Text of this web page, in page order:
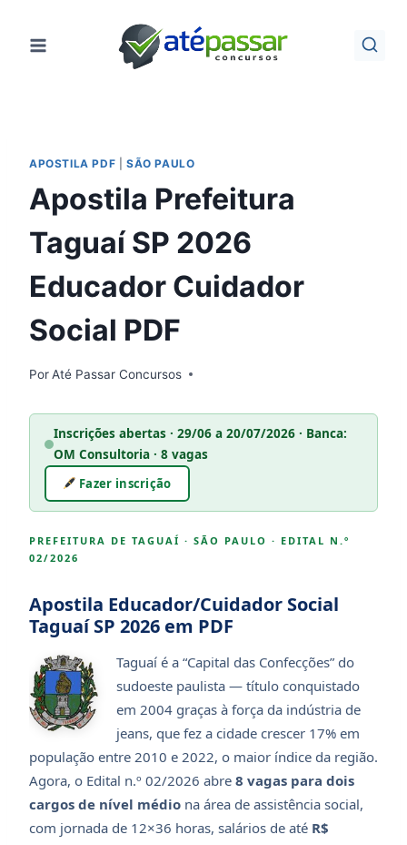
para
APOSTILA PDF SÃO PAULO
Apostila Prefeitura
Taguaí SP 2026
Educador Cuidador
Social PDF
PorAté Passar Concursos
Inscrições abertas · 29/06 a 20/07/2026 · Banca:
OM Consultoria · 8 vagas
Fazer inscrição
PREFEITURA DE TAGUAÍ · SÃO PAULO · EDITAL N.º
02/2026
Apostila Educador/Cuidador Social
Taguaí SP 2026 em PDF
Taguaí é a “Capital das Confecções” do
sudoeste paulista — título conquistado
em 2004 graças à força da indústria de
jeans, que fez a cidade crescer 17% em
população entre 2010 e 2022, o maior índice da região.
Agora, o Edital n.º 02/2026 abre 8 vagas para dois
cargos de nível médio na área de assistência social,
com jornada de 12×36 horas, salários de até R$